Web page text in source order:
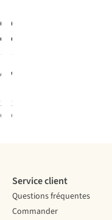
Cheque
cadeau
cadeau
A partir de
1
couleur
disponible
Cheque
cadeau
cadeau
€10,00
1
disponible
Service client
Questions fréquentes
Commander